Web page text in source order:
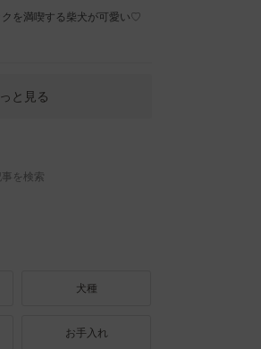
を満喫する柴犬が可愛い♡
と見る
を検索
犬種
お手入れ